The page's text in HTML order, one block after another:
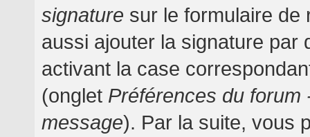
signature sur le formulaire de
aussi ajouter la signature par
activant la case
(onglet Préférences du
message). Par la suite, vous